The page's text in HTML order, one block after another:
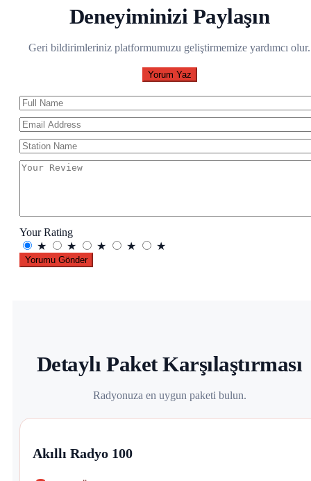
Deneyiminizi Paylaşın
Geri bildirimleriniz platformumuzu geliştirmemize yardımcı olur.
Yorum Yaz
Your Rating
★
★ ★ ★ ★
Yorumu Gönder
Detaylı Paket Karşılaştırması
Radyonuza en uygun paketi bulun.
Akıllı Radyo 100